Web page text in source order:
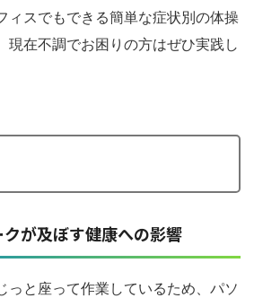
ィスでもできる簡単な症状別の体操
現在不調でお困りの方はぜひ実践し
が及ぼす健康への影響
っと座って作業しているため、パソ